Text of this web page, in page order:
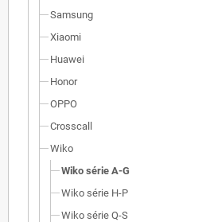
Samsung
Xiaomi
Huawei
Honor
OPPO
Crosscall
Wiko
Wiko série A-G
Wiko série H-P
Wiko série Q-S